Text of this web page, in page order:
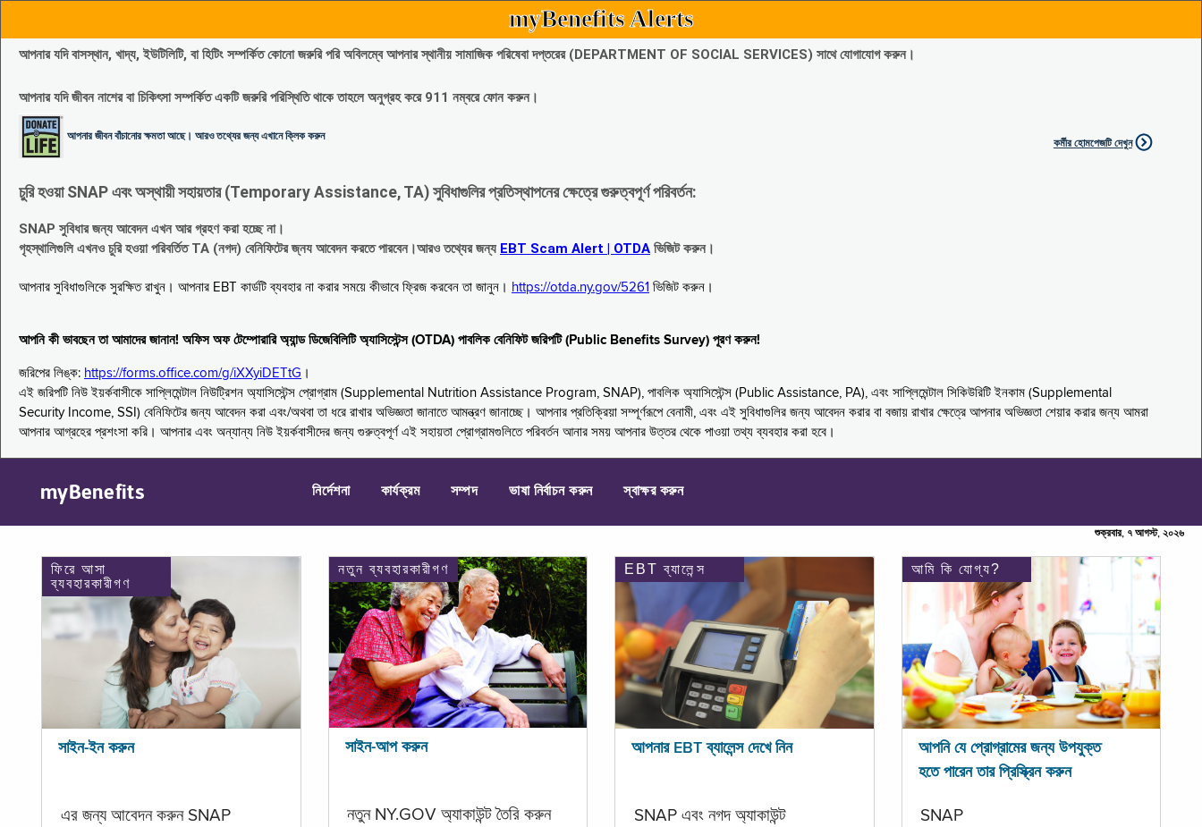
myBenefits Alerts
আপনার যদি বাসস্থান, খাদ্য, ইউটিলিটি, বা হিটিং সম্পর্কিত কোনো জরুরি পরি অবিলম্বে আপনার স্থানীয় সামাজিক পরিষেবা দপ্তরের (DEPARTMENT OF SOCIAL SERVICES) সাথে যোগাযোগ করুন।
আপনার যদি জীবন নাশের বা চিকিৎসা সম্পর্কিত একটি জরুরি পরিস্থিতি থাকে তাহলে অনুগ্রহ করে 911 নম্বরে ফোন করুন।
আপনার জীবন বাঁচানোর ক্ষমতা আছে। আরও তথ্যের জন্য এখানে ক্লিক করুন
কর্মীর হোমপেজটি দেখুন
চুরি হওয়া SNAP এবং অস্থায়ী সহায়তার (Temporary Assistance, TA) সুবিধাগুলির প্রতিস্থাপনের ক্ষেত্রে গুরুত্বপূর্ণ পরিবর্তন:
SNAP সুবিধার জন্য আবেদন এখন আর গ্রহণ করা হচ্ছে না।
গৃহস্থালিগুলি এখনও চুরি হওয়া পরিবর্তিত TA (নগদ) বেনিফিটের জ্নয আবেদন করতে পারবেন।আরও তথ্যের জন্য EBT Scam Alert | OTDA ভিজিট করুন।
আপনার সুবিধাগুলিকে সুরক্ষিত রাখুন। আপনার EBT কার্ডটি ব্যবহার না করার সময়ে কীভাবে ফ্রিজ করবেন তা জানুন। https://otda.ny.gov/5261 ভিজিট করুন।
আপনি কী ভাবছেন তা আমাদের জানান! অফিস অফ টেম্পোরারি অ্যান্ড ডিজেবিলিটি অ্যাসিস্টেন্স (OTDA) পাবলিক বেনিফিট জরিপটি (Public Benefits Survey) পূরণ করুন!
জরিপের লিঙ্ক: https://forms.office.com/g/iXXyiDETtG ।
এই জরিপটি নিউ ইয়র্কবাসীকে সাপ্লিমেন্টাল নিউট্রিশন অ্যাসিস্টেন্স প্রোগ্রাম (Supplemental Nutrition Assistance Program, SNAP), পাবলিক অ্যাসিস্টেন্স (Public Assistance, PA), এবং সাপ্লিমেন্টাল সিকিউরিটি ইনকাম (Supplemental
Security Income, SSI) বেনিফিটের জন্য আবেদন করা এবং/অথবা তা ধরে রাখার অভিজ্ঞতা জানাতে আমন্ত্রণ জানাচ্ছে। আপনার প্রতিক্রিয়া সম্পূর্ণরূপে বেনামী, এবং এই সুবিধাগুলির জন্য আবেদন করার বা বজায় রাখার ক্ষেত্রে আপনার অভিজ্ঞতা শেয়ার করার জন্য আমরা
আপনার আগ্রহের প্রশংসা করি। আপনার এবং অন্যান্য নিউ ইয়র্কবাসীদের জন্য গুরুত্বপূর্ণ এই সহায়তা প্রোগ্রামগুলিতে পরিবর্তন আনার সময় আপনার উত্তর থেকে পাওয়া তথ্য ব্যবহার করা হবে।
myBenefits নির্দেশনা কার্যক্রম সম্পদ ভাষা নির্বাচন করুন স্বাক্ষর করুন
শুক্রবার, ৭ আগস্ট, ২০২৬
ফিরে আসা
ব্যবহারকারীগণ
সাইন-ইন করুন
এর জন্য আবেদন করুন SNAP
নতুন ব্যবহারকারীগণ
সাইন-আপ করুন
নতুন NY.GOV অ্যাকাউন্ট তৈরি করুন
EBT ব্যালেন্স
আপনার EBT ব্যালেন্স দেখে নিন
SNAP এবং নগদ অ্যাকাউন্ট
আমি কি যোগ্য?
আপনি যে প্রোগ্রামের জন্য উপযুক্ত
হতে পারেন তার প্রিস্ক্রিন করুন
SNAP